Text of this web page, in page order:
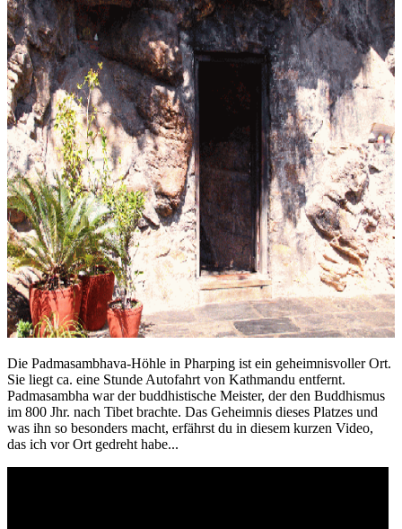
Die Padmasambhava-Höhle in Pharping ist ein geheimnisvoller Ort.
Sie liegt ca. eine Stunde Autofahrt von Kathmandu entfernt.
Padmasambha war der buddhistische Meister, der den Buddhismus
im 800 Jhr. nach Tibet brachte. Das Geheimnis dieses Platzes und
was ihn so besonders macht, erfährst du in diesem kurzen Video,
das ich vor Ort gedreht habe...